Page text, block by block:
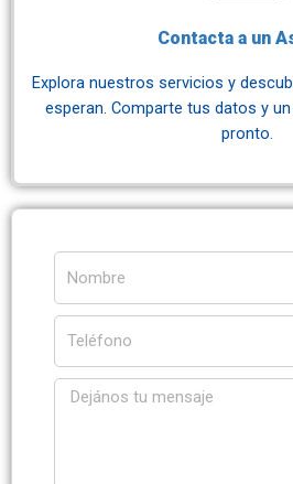
Contacta a un
Explora nuestros servicios y
esperan. Comparte tus datos y
pronto.